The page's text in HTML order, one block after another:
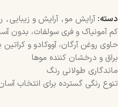
دسته: آرایش مو, آرایش و زیبایی,
کم آمونیاک و فری سولفات، بدون
حاوی روغن آرگان، آووکادو و
براق و درخشان کننده موها
ماندگاری طولانی رنگ
تنوع رنگی گسترده برای انتخاب